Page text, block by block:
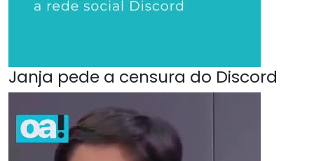
Janja pede a censura do Discord